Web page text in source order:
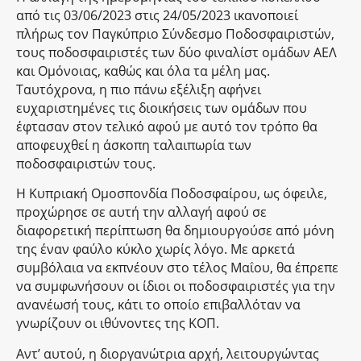
από τις 03/06/2023 στις 24/05/2023 ικανοποιεί
πλήρως τον Παγκύπριο Σύνδεσμο Ποδοσφαιριστών,
τους ποδοσφαιριστές των δύο φιναλίστ ομάδων ΑΕΛ
και Ομόνοιας, καθώς και όλα τα μέλη μας.
Ταυτόχρονα, η πιο πάνω εξέλιξη αφήνει
ευχαριστημένες τις διοικήσεις των ομάδων που
έφτασαν στον τελικό αφού με αυτό τον τρόπο θα
αποφευχθεί η άσκοπη ταλαιπωρία των
ποδοσφαιριστών τους.
Η Κυπριακή Ομοσπονδία Ποδοσφαίρου, ως όφειλε,
προχώρησε σε αυτή την αλλαγή αφού σε
διαφορετική περίπτωση θα δημιουργούσε από μόνη
της έναν φαύλο κύκλο χωρίς λόγο. Με αρκετά
συμβόλαια να εκπνέουν στο τέλος Μαΐου, θα έπρεπε
να συμφωνήσουν οι ίδιοι οι ποδοσφαιριστές για την
ανανέωσή τους, κάτι το οποίο επιβαλλόταν να
γνωρίζουν οι ιθύνοντες της ΚΟΠ.
Αντ’ αυτού, η διοργανώτρια αρχή, λειτουργώντας